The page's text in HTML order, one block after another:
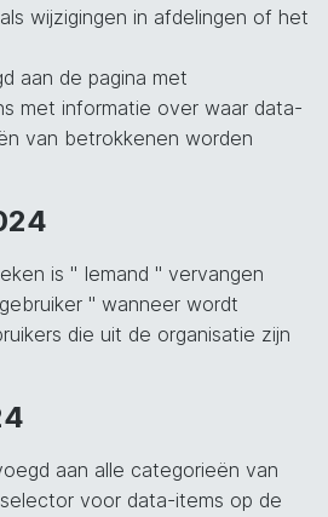
wijzigingen in afdelingen of het
aan de pagina met
met informatie over waar data-
van betrokkenen worden
is " Iemand " vervangen
" wanneer wordt
die uit de organisatie zijn
aan alle categorieën van
voor data-items op de